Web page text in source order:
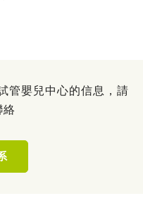
管嬰兒中心的信息，請
絡